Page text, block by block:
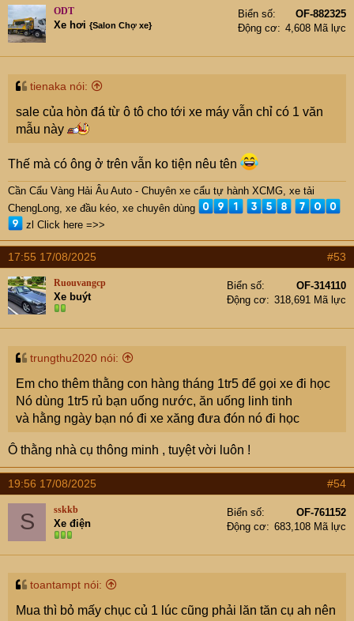
ah.
ODT
Xe hơi {Salon Chợ xe}
Biển số
OF-882325
Động cơ
4,608 Mã lực
tienaka nói:
sale của hòn đá từ ô tô cho tới xe máy vẫn chỉ có 1 văn
mẫu này
Thế mà có ông ở trên vẫn ko tiện nêu tên
Cần Cẩu Vàng Hải Âu Auto - Chuyên xe cẩu tự hành XCMG, xe tải
ChengLong, xe đầu kéo, xe chuyên dùng
zl Click here =>>
17:55 17/08/2025 #53
Ruouvangcp
Xe buýt
Biển số
OF-314110
Động cơ
318,691 Mã lực
trungthu2020 nói:
Em cho thêm thằng con hàng tháng 1tr5 để gọi xe đi học
Nó dùng 1tr5 rủ bạn uống nước, ăn uống linh tinh
và hằng ngày bạn nó đi xe xăng đưa đón nó đi học
Ô thằng nhà cụ thông minh , tuyệt vời luôn !
19:56 17/08/2025 #54
S sskkb
Xe điện
Biển số
OF-761152
Động cơ
683,108 Mã lực
toantampt nói:
Mua thì bỏ mấy chục củ 1 lúc cũng phải lăn tăn cụ ah nên